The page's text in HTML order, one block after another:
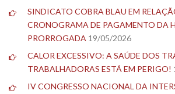
SINDICATO COBRA BLAU EM
CRONOGRAMA DE PAGAMENTO DA
PRORROGADA 19/05/2026
CALOR EXCESSIVO: A SAÚDE DOS
TRABALHADORAS ESTÁ EM PERIGO!
IV CONGRESSO NACIONAL DA